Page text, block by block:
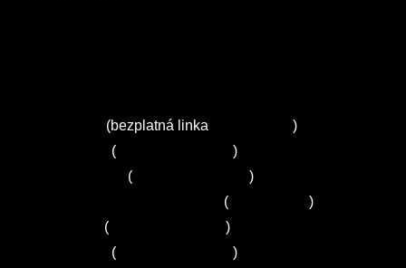
(bezplatná linka
)
(
)
(
)
(
)
(
)
( )